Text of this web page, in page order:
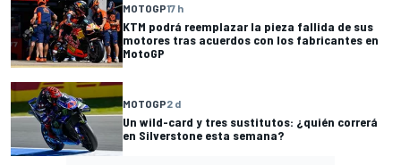
MOTOGP17 h
KTM podrá reemplazar la pieza fallida de sus
motores tras acuerdos con los fabricantes en
MotoGP
MOTOGP2 d
Un wild-card y tres sustitutos: ¿quién correrá
en Silverstone esta semana?